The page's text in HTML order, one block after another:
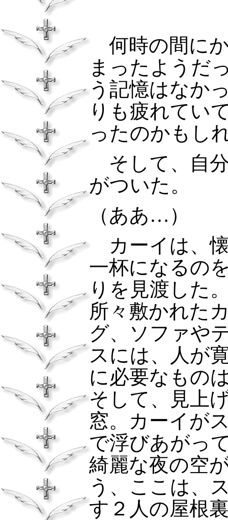
何時の間に
まったようだ
う記憶はなか
りも疲れてい
ったのかもし
そして、自
がついた。
（ああ…）
カーイは、
一杯になるの
りを見渡した
所々敷かれた
グ、ソファや
スには、人が
に必要なもの
そして、見上
窓。カーイが
で浮びあがっ
綺麗な夜の空
う、ここは、
す２人の屋根